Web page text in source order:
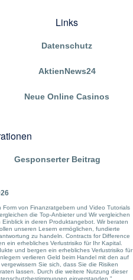
Links
Datenschutz
AktienNews24
Neue Online Casinos
Gesponserter Beitrag
von Finanzratgebern und Video Tutorials
die Top-Anbieter und Wir vergleichen
in deren Produktangebot. Wir beraten
unseren Lesern ermöglichen, fundierte
zu handeln. Contracts for Difference
ein erhebliches Verlustrisiko für Ihr Kapital.
und bergen ein erhebliches Verlustrisiko für
verlieren Geld beim Handel mit den auf
Sie sich, dass Sie die Risiken
lassen. Durch die weitere Nutzung dieser
einverstanden."